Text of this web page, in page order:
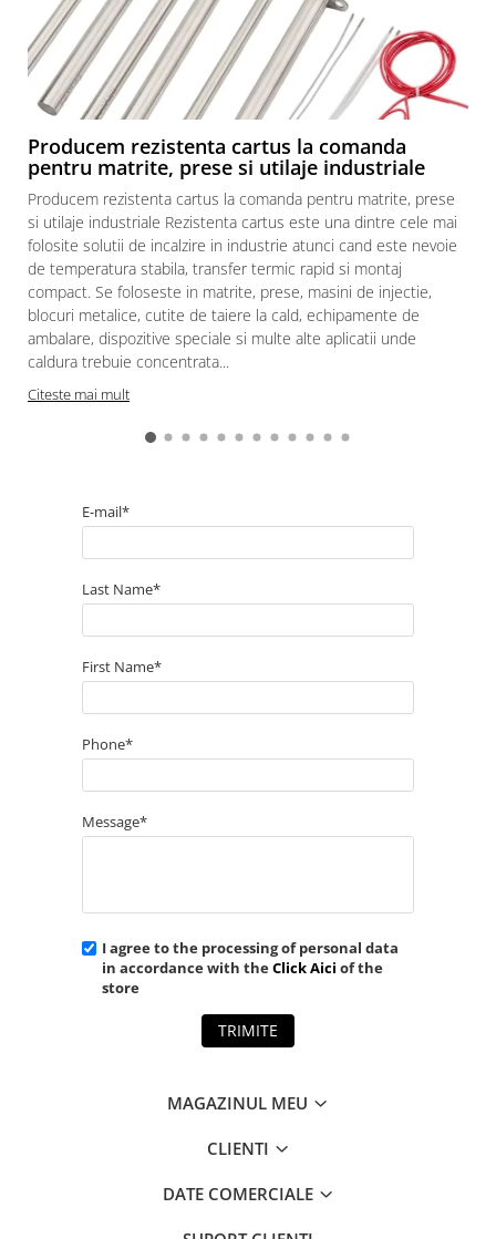
Producem rezistenta cartus la comanda
pentru matrite, prese si utilaje industriale
Producem rezistenta cartus la comanda pentru matrite, prese
si utilaje industriale Rezistenta cartus este una dintre cele mai
folosite solutii de incalzire in industrie atunci cand este nevoie
de temperatura stabila, transfer termic rapid si montaj
compact. Se foloseste in matrite, prese, masini de injectie,
blocuri metalice, cutite de taiere la cald, echipamente de
ambalare, dispozitive speciale si multe alte aplicatii unde
caldura trebuie concentrata...
Citeste mai mult
E-mail*
Last Name*
First Name*
Phone*
Message*
I agree to the processing of personal data
in accordance with theClick Aici of the
store
TRIMITE
MAGAZINUL MEU
CLIENTI
DATE COMERCIALE